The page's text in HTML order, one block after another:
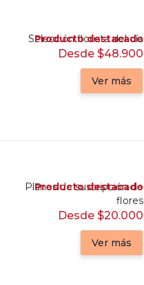
Producto destacado
Selección florista del día
Desde $48.900
Ver más
Producto destacado
Planes de suscripción de
flores
Desde $20.000
Ver más